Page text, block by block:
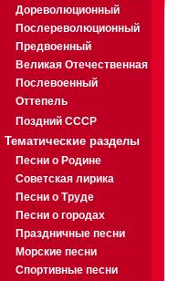
Дореволюционный
Послереволюционный
Предвоенный
Великая Отечественная
Послевоенный
Оттепель
Поздний СССР
Тематические разделы
Песни о Родине
Советская лирика
Песни о Труде
Песни о городах
Праздничные песни
Морские песни
Спортивные песни